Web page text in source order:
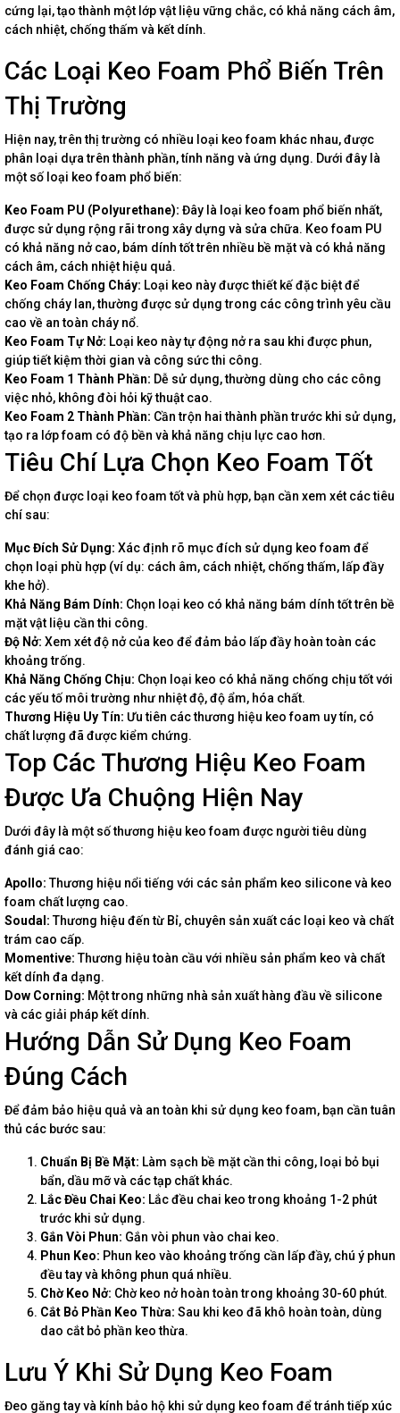
cứng lại, tạo thành một lớp vật liệu vững chắc, có khả năng cách âm,
cách nhiệt, chống thấm và kết dính.
Các Loại Keo Foam Phổ Biến Trên
Thị Trường
Hiện nay, trên thị trường có nhiều loại keo foam khác nhau, được
phân loại dựa trên thành phần, tính năng và ứng dụng. Dưới đây là
một số loại keo foam phổ biến:
Keo Foam PU (Polyurethane): Đây là loại keo foam phổ biến nhất,
được sử dụng rộng rãi trong xây dựng và sửa chữa. Keo foam PU
có khả năng nở cao, bám dính tốt trên nhiều bề mặt và có khả năng
cách âm, cách nhiệt hiệu quả.
Keo Foam Chống Cháy: Loại keo này được thiết kế đặc biệt để
chống cháy lan, thường được sử dụng trong các công trình yêu cầu
cao về an toàn cháy nổ.
Keo Foam Tự Nở: Loại keo này tự động nở ra sau khi được phun,
giúp tiết kiệm thời gian và công sức thi công.
Keo Foam 1 Thành Phần: Dễ sử dụng, thường dùng cho các công
việc nhỏ, không đòi hỏi kỹ thuật cao.
Keo Foam 2 Thành Phần: Cần trộn hai thành phần trước khi sử dụng,
tạo ra lớp foam có độ bền và khả năng chịu lực cao hơn.
Tiêu Chí Lựa Chọn Keo Foam Tốt
Để chọn được loại keo foam tốt và phù hợp, bạn cần xem xét các tiêu
chí sau:
Mục Đích Sử Dụng: Xác định rõ mục đích sử dụng keo foam để
chọn loại phù hợp (ví dụ: cách âm, cách nhiệt, chống thấm, lấp đầy
khe hở).
Khả Năng Bám Dính: Chọn loại keo có khả năng bám dính tốt trên bề
mặt vật liệu cần thi công.
Độ Nở: Xem xét độ nở của keo để đảm bảo lấp đầy hoàn toàn các
khoảng trống.
Khả Năng Chống Chịu: Chọn loại keo có khả năng chống chịu tốt với
các yếu tố môi trường như nhiệt độ, độ ẩm, hóa chất.
Thương Hiệu Uy Tín: Ưu tiên các thương hiệu keo foam uy tín, có
chất lượng đã được kiểm chứng.
Top Các Thương Hiệu Keo Foam
Được Ưa Chuộng Hiện Nay
Dưới đây là một số thương hiệu keo foam được người tiêu dùng
đánh giá cao:
Apollo:Thương hiệu nổi tiếng với các sản phẩm keo silicone và keo
foam chất lượng cao.
Soudal:Thương hiệu đến từ Bỉ, chuyên sản xuất các loại keo và chất
trám cao cấp.
Momentive:Thương hiệu toàn cầu với nhiều sản phẩm keo và chất
kết dính đa dạng.
Dow Corning: Một trong những nhà sản xuất hàng đầu về silicone
và các giải pháp kết dính.
Hướng Dẫn Sử Dụng Keo Foam
Đúng Cách
Để đảm bảo hiệu quả và an toàn khi sử dụng keo foam, bạn cần tuân
thủ các bước sau:
Chuẩn Bị Bề Mặt: Làm sạch bề mặt cần thi công, loại bỏ bụi
bẩn, dầu mỡ và các tạp chất khác.
Lắc Đều Chai Keo: Lắc đều chai keo trong khoảng 1-2 phút
trước khi sử dụng.
Gắn Vòi Phun: Gắn vòi phun vào chai keo.
Phun Keo: Phun keo vào khoảng trống cần lấp đầy, chú ý phun
đều tay và không phun quá nhiều.
Chờ Keo Nở: Chờ keo nở hoàn toàn trong khoảng 30-60 phút.
Cắt Bỏ Phần Keo Thừa: Sau khi keo đã khô hoàn toàn, dùng
dao cắt bỏ phần keo thừa.
Lưu Ý Khi Sử Dụng Keo Foam
Đeo găng tay và kính bảo hộ khi sử dụng keo foam để tránh tiếp xúc